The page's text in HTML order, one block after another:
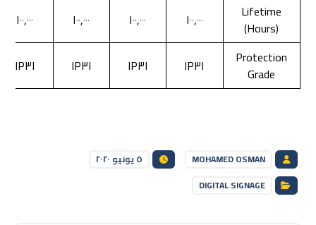
Lifetime
(Hours)
١٠٠,٠٠٠ ١٠٠,٠٠٠ ١٠٠,٠٠٠
١٠٠,٠٠٠
Protection
Grade
IP٣١ IP٣١ IP٣١ IP٣١
MOHAMED OSMAN
٥ يونيو ٢٠٢٠
DIGITAL SIGNAGE